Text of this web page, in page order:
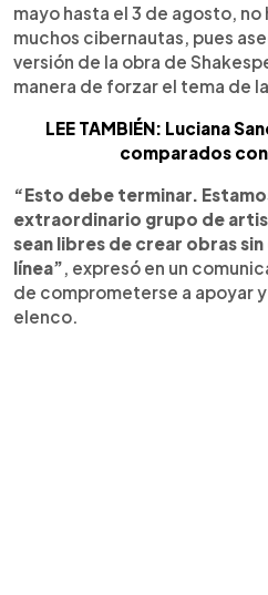
mayo hasta el 3 de agosto,
muchos cibernautas, pues
versión de la obra de
manera de forzar el tema de
LEE TAMBIÉN: Luciana
comparados
“Esto debe terminar.
extraordinario grupo de
sean libres de crear obras
línea” , expresó en un
de comprometerse a apoyar
elenco.